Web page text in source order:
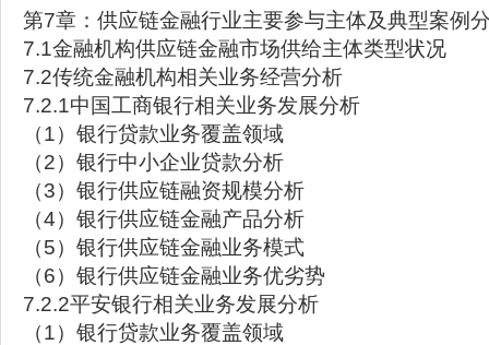
第7章：供应链金融行业主要参与主体及典型案例
7.1金融机构供应链金融市场供给主体类型状况
7.2传统金融机构相关业务经营分析
7.2.1中国工商银行相关业务发展分析
（1）银行贷款业务覆盖领域
（2）银行中小企业贷款分析
（3）银行供应链融资规模分析
（4）银行供应链金融产品分析
（5）银行供应链金融业务模式
（6）银行供应链金融业务优劣势
7.2.2平安银行相关业务发展分析
（1）银行贷款业务覆盖领域